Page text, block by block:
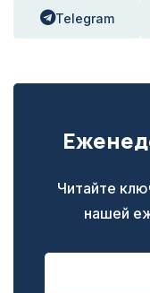
Telegram
Читайте
нашей